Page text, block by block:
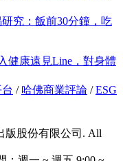
究：飯前30分鐘，吃
健康遠見Line，對身體
/ 哈佛商業評論 /ESG
版股份有限公司. All